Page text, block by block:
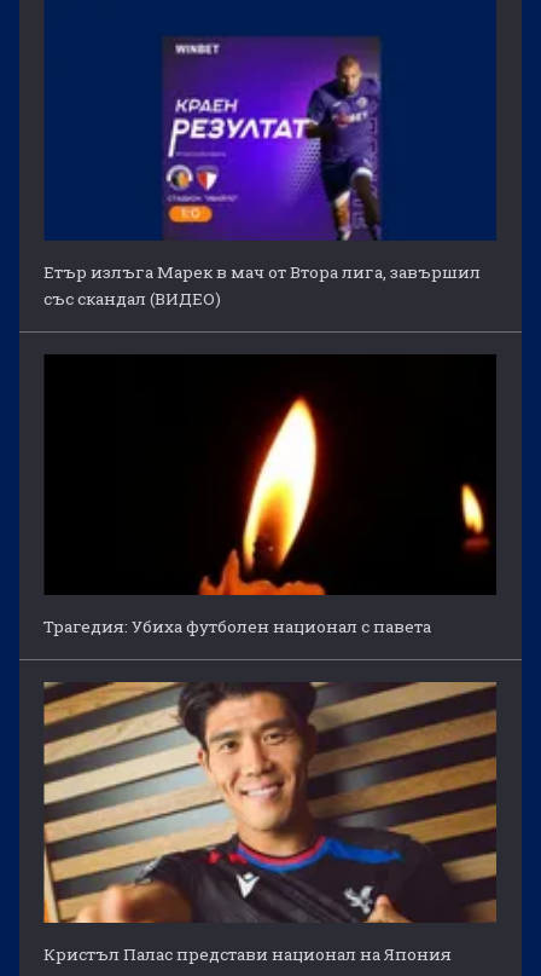
Етър излъга Марек в мач от Втора лига, завършил
със скандал (ВИДЕО)
Трагедия: Убиха футболен национал с павета
Кристъл Палас представи национал на Япония